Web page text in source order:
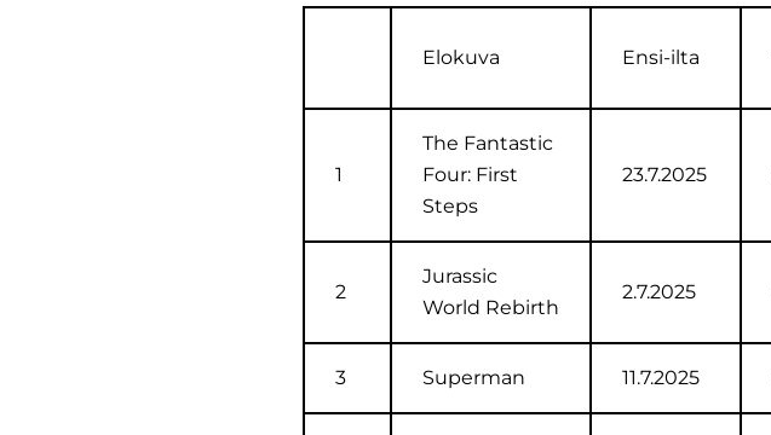
Elokuva Ensi-ilta
1
The Fantastic
Four: First
Steps
23.7.2025
2
Jurassic
World Rebirth
2.7.2025
3 Superman 11.7.2025